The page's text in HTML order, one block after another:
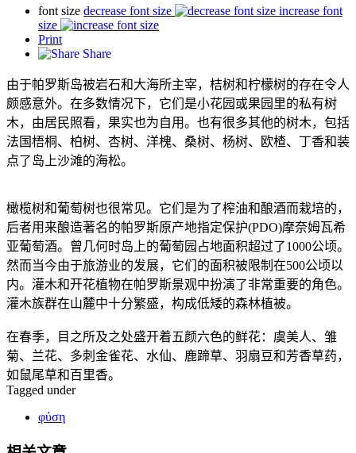
font size decrease font size
increase font
size
Print
Share
由于帕罗斯岛被岩石和大海所主宰，桔树和柠檬树的存在令人
颇感意外。在多数情况下，它们是小花园或果园里的私有树
木，由居民照看，果实也为自用。也有很多其他的树木，包括
法国梧桐、柏树、杏树、洋槐、桑树、杨树、欧楂、丁香和装
点了岛上沙滩的海松。
橄榄树和葡萄树也很常见。它们是为了榨油和酿酒而栽培的，
后者用来酿造著名的帕罗斯原产地指定保护(PDO)摩奈姆瓦希
亚葡萄酒。曾几何时岛上的葡萄园占地面积超过了1000公顷。
然而当今由于旅游业的发展，它们的面积被限制在500公顷以
内。灌木和开花植物在帕罗斯景观中扮演了非常重要的角色。
灌木族群在山麓中十分繁盛，构成低矮的森林植被。
在春季，目之所及之处盛开着五颜六色的鲜花：虞美人、雏
菊、兰花、多刺金雀花、水仙、鹿蹄草、羽扇豆和芳香草药，
如鼠尾草和百里香。
Tagged under
φύση